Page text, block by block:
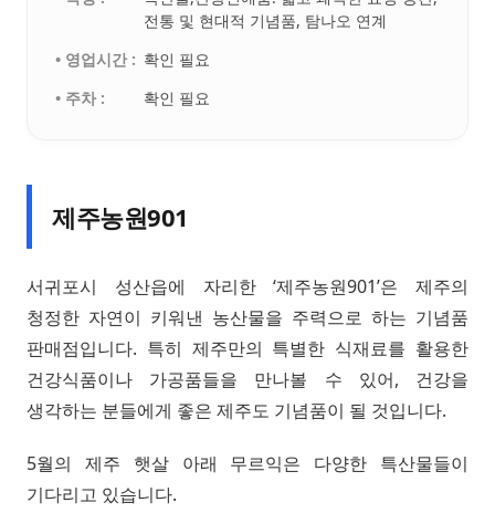
전통 및 현대적 기념품, 탐나오 연계
• 영업시간 : 확인 필요
• 주차 :
확인 필요
제주농원901
서귀포시 성산읍에 자리한 ‘제주농원901’은 제주의
청정한 자연이 키워낸 농산물을 주력으로 하는 기념품
판매점입니다. 특히 제주만의 특별한 식재료를 활용한
건강식품이나 가공품들을 만나볼 수 있어, 건강을
생각하는 분들에게 좋은 제주도 기념품이 될 것입니다.
5월의 제주 햇살 아래 무르익은 다양한 특산물들이
기다리고 있습니다.